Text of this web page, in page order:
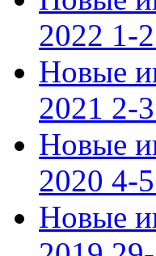
2022 1-
Новые
2021 2-
Новые
2020 4-
Новые